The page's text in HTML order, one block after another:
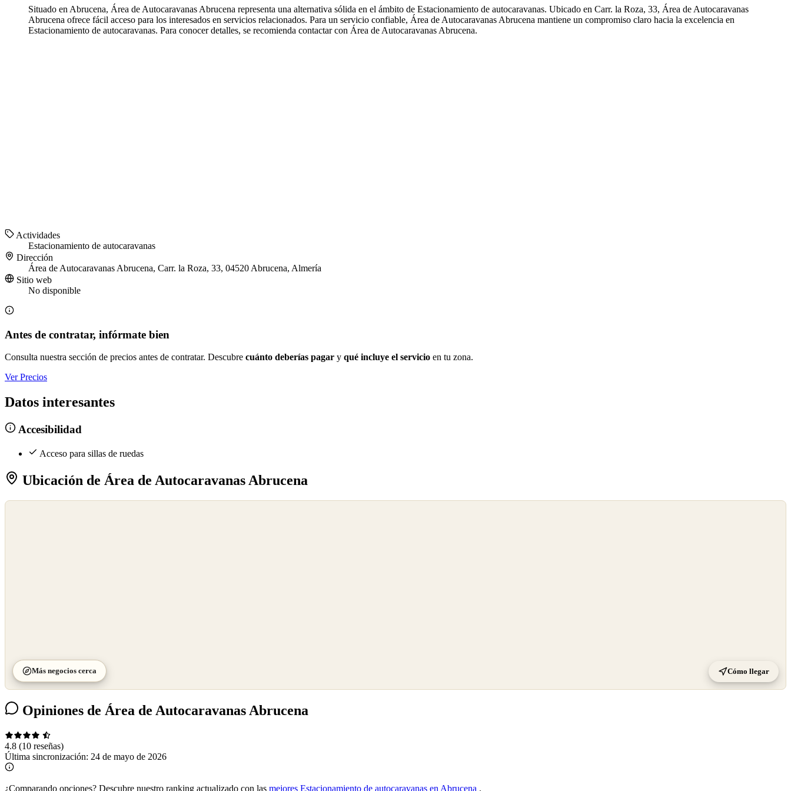
Situado en Abrucena, Área de Autocaravanas Abrucena representa una alternativa sólida en el ámbito de Estacionamiento de autocaravanas. Ubicado en Carr. la Roza, 33, Área de Autocaravanas
Abrucena ofrece fácil acceso para los interesados en servicios relacionados. Para un servicio confiable, Área de Autocaravanas Abrucena mantiene un compromiso claro hacia la excelencia en
Estacionamiento de autocaravanas. Para conocer detalles, se recomienda contactar con Área de Autocaravanas Abrucena.
Actividades
Estacionamiento de autocaravanas
Dirección
Área de Autocaravanas Abrucena, Carr. la Roza, 33, 04520 Abrucena, Almería
Sitio web
No disponible
Antes de contratar, infórmate bien
Consulta nuestra sección de precios antes de contratar. Descubre cuánto deberías pagar y qué incluye el servicio en tu zona.
Ver Precios
Datos interesantes
Accesibilidad
Acceso para sillas de ruedas
Ubicación de Área de Autocaravanas Abrucena
Más negocios cerca Cómo llegar
Opiniones de Área de Autocaravanas Abrucena
4.8 (10 reseñas)
Última sincronización: 24 de mayo de 2026
¿Comparando opciones? Descubre nuestro ranking actualizado con las mejores Estacionamiento de autocaravanas en Abrucena .